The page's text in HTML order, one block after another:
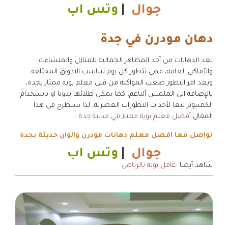
جوال وتس اب
دهان مودرن في جدة
تعد الدهانات من أحد المظاهر الجماليه للمنازل والمنشاءت
والأماكن العامه، فهي تتطور كل يوم لتناسب الاذواق المختلفه
ويعد امر التطور صعب المواكبه من فني معلم بويه ممتاز بجده،
بالإضافه الى الملمس ألناعم، كما يمكن طلائها يدويا او باستخدام
الكمبيوتر تبعا لأحداث التطورات العصريه، لذا سنطرح في هذا
المقال أفضل معلم بوية ممتاز في مدنية جدة .
تواصل معا افضل معلم دهانات مودرن والوان حديثة بجدة
جوال وتس اب
شاهد أيضا :عامل بويه بالرياض